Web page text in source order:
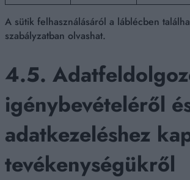
A sütik felhasználásáról a láblécben
szabályzatban olvashat.
4.5.
igénybevételéről
adatkezeléshez
tevékenységükről